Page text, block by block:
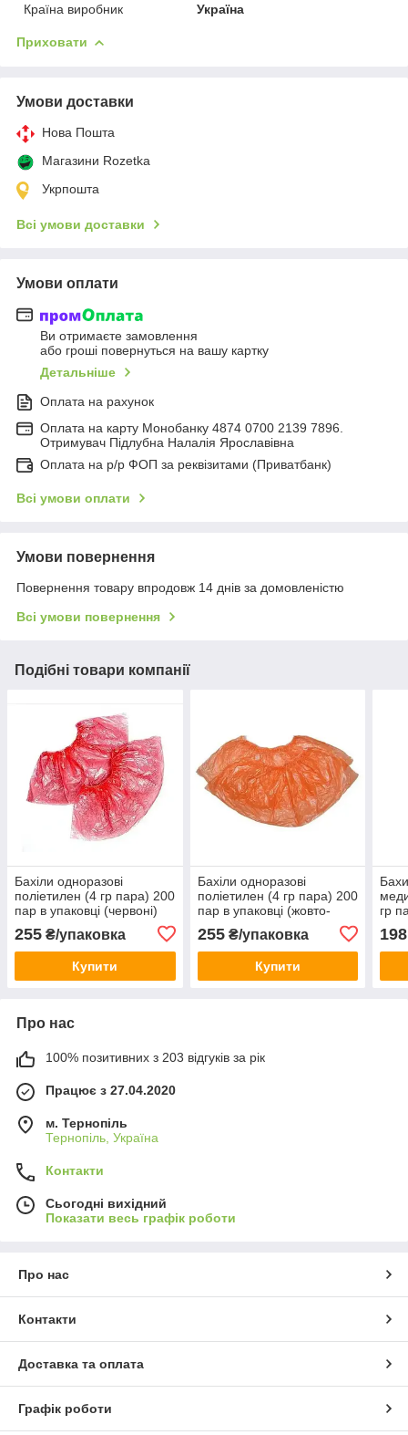
Країна виробник
Україна
Приховати
Умови доставки
Нова Пошта
Магазини Rozetka
Укрпошта
Всі умови доставки
Умови оплати
Ви отримаєте замовлення
або гроші повернуться на вашу картку
Детальніше
Оплата на рахунок
Оплата на карту Монобанку 4874 0700 2139 7896.
Отримувач Підлубна Налалія Ярославівна
Оплата на р/р ФОП за реквізитами (Приватбанк)
Всі умови оплати
Умови повернення
Повернення товару впродовж 14 днів за домовленістю
Всі умови повернення
Подібні товари компанії
Бахіли одноразові
поліетилен (4 гр пара) 200
пар в упаковці (червоні)
255 ₴/упаковка
Купити
Бахіли одноразові
поліетилен (4 гр пара) 200
пар в упаковці (жовто-
255₴/упаковка
Купити
гр
198
Про нас
100% позитивних з 203 відгуків за рік
Працює з 27.04.2020
м. Тернопіль
Тернопіль, Україна
Контакти
Сьогодні вихідний
Показати весь графік роботи
Про нас
Контакти
Доставка та оплата
Графік роботи